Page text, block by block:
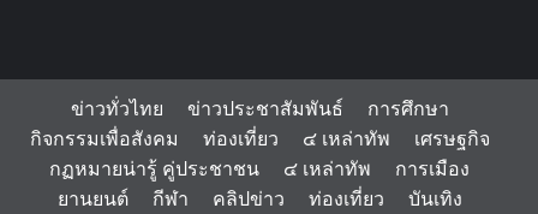
ข่าวทั่วไทย ข่าวประชาสัมพันธ์
การศึกษา
กิจกรรมเพื่อสังคม
ท่องเที่ยว ๔ เหล่าทัพ
เศรษฐกิจ
กฏหมายน่ารู้ คู่ประชาชน
๔ เหล่าทัพ
การเมือง
ยานยนต์
กีฬา คลิปข่าว ท่องเที่ยว บันเทิง